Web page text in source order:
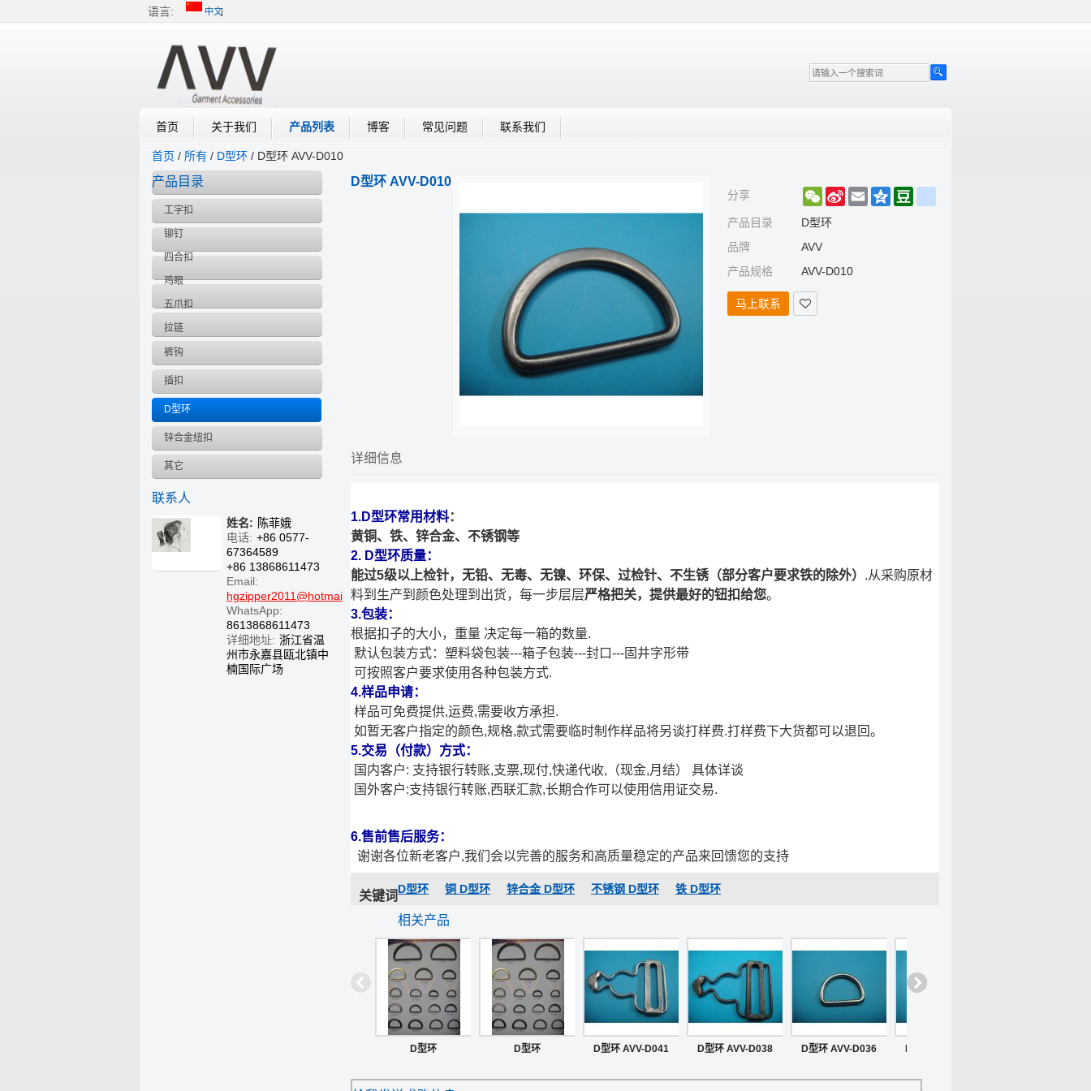
语言: 中文
首页 关于我们 产品列表 博客 常见问题 联系我们
首页 / 所有 / D型环 / D型环 AVV-D010
产品目录
工字扣
铆钉
四合扣
鸡眼
五爪扣
拉链
裤钩
插扣
D型环
锌合金纽扣
其它
联系人
姓名: 陈菲娥
电话: +86 0577-
67364589
+86 13868611473
Email:
hgzipper2011@hotmail.com
WhatsApp:
8613868611473
详细地址: 浙江省温
州市永嘉县瓯北镇中
楠国际广场
D型环 AVV-D010
分享 WeChat
Sina
Weibo
Email Qzone
产品目录
D型环
品牌
AVV
产品规格
AVV-D010
马上联系
详细信息
1.D型环常用材料：
黄铜、铁、锌合金、不锈钢等
2. D型环质量：
能过5级以上检针，无铅、无毒、无镍、环保、过检针、不生锈（部分客户要求铁的除外） .从采购原材
料到生产到颜色处理到出货，每一步层层严格把关，提供最好的钮扣给您。
3.包装：
根据扣子的大小，重量 决定每一箱的数量.
默认包装方式：塑料袋包装---箱子包装---封口---固井字形带
可按照客户要求使用各种包装方式.
4.样品申请：
样品可免费提供,运费,需要收方承担.
如暂无客户指定的颜色,规格,款式需要临时制作样品将另谈打样费.打样费下大货都可以退回。
5.交易（付款）方式：
国内客户: 支持银行转账,支票,现付,快递代收,（现金,月结） 具体详谈
国外客户:支持银行转账,西联汇款,长期合作可以使用信用证交易.
6.售前售后服务：
谢谢各位新老客户,我们会以完善的服务和高质量稳定的产品来回馈您的支持
关键词 D型环 铜 D型环 锌合金 D型环 不锈钢 D型环 铁 D型环
相关产品
D型环 D型环 D型环 AVV-D041 D型环 AVV-D038 D型环 AVV-D036